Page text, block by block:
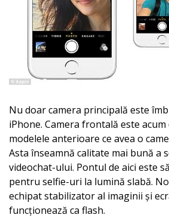
Nu doar camera principală este
iPhone. Camera frontală este acum
modelele anterioare ce avea o
Asta înseamnă calitate mai bună a
videochat-ului. Pontul de aici este
pentru selfie-uri la lumină slabă.
echipat stabilizator al imaginii și
funcționează ca flash.